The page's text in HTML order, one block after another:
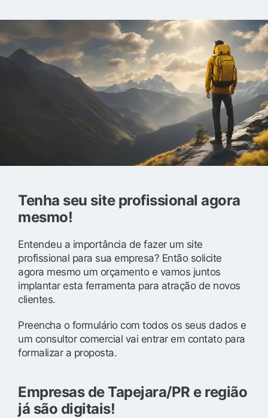
Tenha seu site profissional agora
mesmo!
Entendeu a importância de fazer um site
profissional para sua empresa? Então solicite
agora mesmo um orçamento e vamos juntos
implantar esta ferramenta para atração de novos
clientes.
Preencha o formulário com todos os seus dados e
um consultor comercial vai entrar em contato para
formalizar a proposta.
Empresas de Tapejara/PR e região
já são digitais!